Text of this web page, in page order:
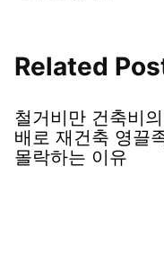
Related
철거비만 건축비
배로 재건축 영끌
몰락하는 이유